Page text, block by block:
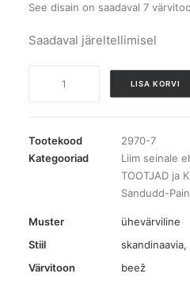
See disain on saadaval 7
Saadaval järeltellimisel
11
tapeet
LISA KORVI
Tootekood
2970-7
Kategooriad
Liim seinale
TOOTJAD ja
Sandudd-
Muster
ühevärviline
Stiil
skandinaavia,
Värvitoon
beež